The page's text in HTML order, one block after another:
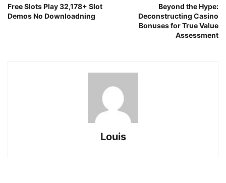
Free Slots Play 32,178+ Slot
Demos No Downloadning
Beyond the Hype:
Deconstructing Casino
Bonuses for True Value
Assessment
Louis